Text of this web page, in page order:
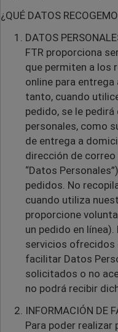
¿QUÉ DATOS
DATOS
FTR proporciona
que permiten a los
online para
tanto, cuando
pedido, se le
personales, como
de entrega a
dirección de
“Datos
pedidos. No
cuando utiliza
proporcione
un pedido en
servicios ofrecidos
facilitar Datos
solicitados o no
no podrá recibir
INFORMACIÓN DE
Para poder realizar